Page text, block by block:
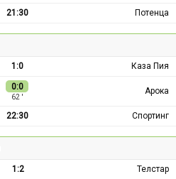
21:30 Потенца
1:0 Каза Пия
0:0
62 ′
Арока
22:30 Спортинг
1:2 Телстар